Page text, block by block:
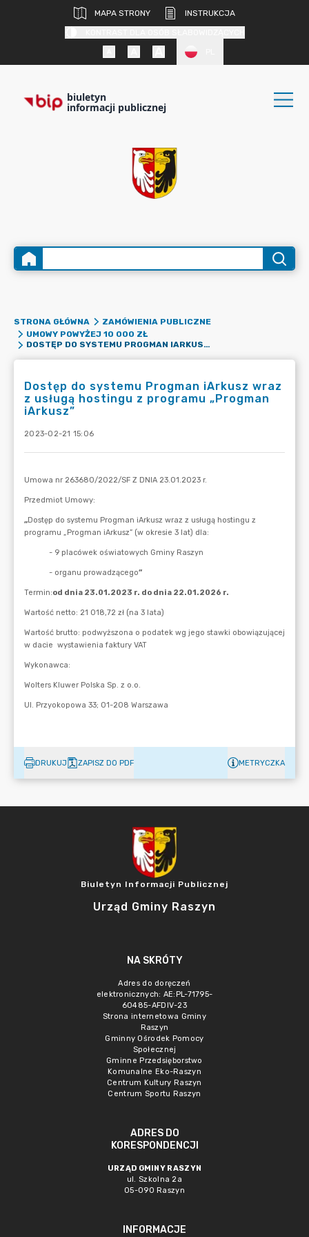
MAPA STRONY
INSTRUKCJA
biuletyn
informacji publicznej
STRONA GŁÓWNA
ZAMÓWIENIA PUBLICZNE
UMOWY POWYŻEJ 10 000 ZŁ
DOSTĘP DO SYSTEMU PROGMAN IARKUSZ WRAZ Z USŁUGĄ HOSTINGU Z PROGRAMU „PROGMAN IARKUSZ”
Dostęp do systemu Progman iArkusz wraz
z usługą hostingu z programu „Progman
iArkusz”
2023-02-21 15:06
DRUKUJ ZAPISZ DO PDF METRYCZKA
Biuletyn Informacji Publicznej
Urząd Gminy Raszyn
NA SKRÓTY
Adres do doręczeń
elektronicznych: AE:PL-71795-
60485-AFDIV-23
Strona internetowa Gminy
Raszyn
Gminny Ośrodek Pomocy
Społecznej
Gminne Przedsięborstwo
Komunalne Eko-Raszyn
Centrum Kultury Raszyn
Centrum Sportu Raszyn
ADRES DO
KORESPONDENCJI
URZĄD GMINY RASZYN
ul. Szkolna 2a
05-090 Raszyn
INFORMACJE